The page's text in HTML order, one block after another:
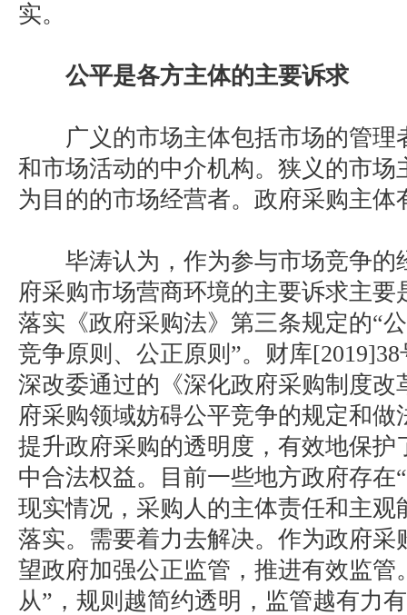
实。
公平是各方主体的主要诉求
广义的市场主体包括市场的管理
和市场活动的中介机构。狭义的市场
为目的的市场经营者。政府采购主体
毕涛认为，作为参与市场竞争的
府采购市场营商环境的主要诉求主要
落实《政府采购法》第三条规定的“
竞争原则、公正原则”。财库
深改委通过的《深化政府采购制度改
府采购领域妨碍公平竞争的规定和做
提升政府采购的透明度，有效地保护
中合法权益。目前一些地方政府存在
现实情况，采购人的主体责任和主观
落实。需要着力去解决。作为政府采
望政府加强公正监管，推进有效监管
从”，规则越简约透明，监管越有力